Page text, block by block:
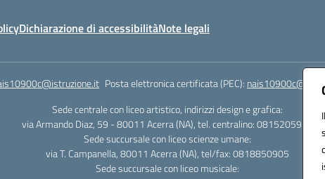
Dichiarazione di accessibilitàNote legali
Posta elettronica certificata (PEC):
Sede centrale con liceo artistico, indirizzi design e grafica:
via Armando Diaz, 59 - 80011 Acerra (NA), tel. centralino: 0815205935
Sede succursale con liceo scienze umane:
via T. Campanella, 80011 Acerra (NA), tel/fax: 0818850905
Sede succursale con liceo musicale: